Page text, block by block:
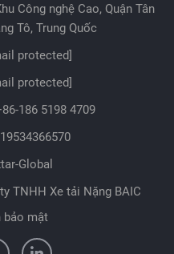
Công nghệ Cao, Quận Tân
Tô, Trung Quốc
protected]
protected]
186 5198 4709
Global
TNHH Xe tải Nặng BAIC
bảo mật